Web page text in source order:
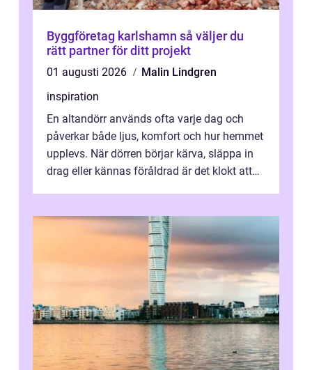
Byggföretag karlshamn så väljer du
rätt partner för ditt projekt
01 augusti 2026
Malin Lindgren
inspiration
En altandörr används ofta varje dag och
påverkar både ljus, komfort och hur hemmet
upplevs. När dörren börjar kärva, släppa in
drag eller kännas föråldrad är det klokt att